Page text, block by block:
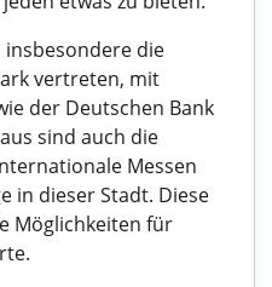
die
vertreten, mit
der Deutschen Bank
sind auch die
Messen
in dieser Stadt. Diese
Möglichkeiten für